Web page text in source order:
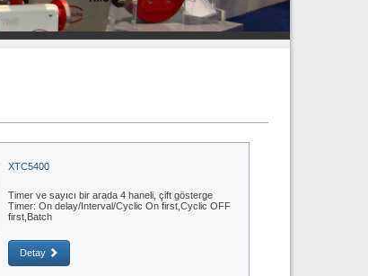
XTC5400
Timer ve sayıcı bir arada 4 haneli, çift gösterge
Timer: On delay/Interval/Cyclic On first,Cyclic OFF
first,Batch
Detay